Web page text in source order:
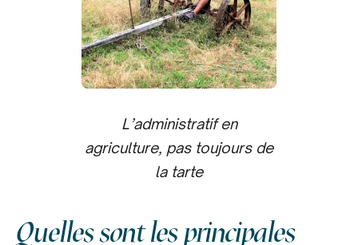
L’administratif en
agriculture, pas toujours de
la tarte
Quelles sont les principales